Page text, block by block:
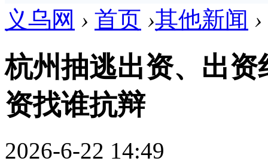
义乌网 › 首页 ›其他新闻 ›
杭州抽逃出资、出
资找谁抗辩
2026-6-22 14:49